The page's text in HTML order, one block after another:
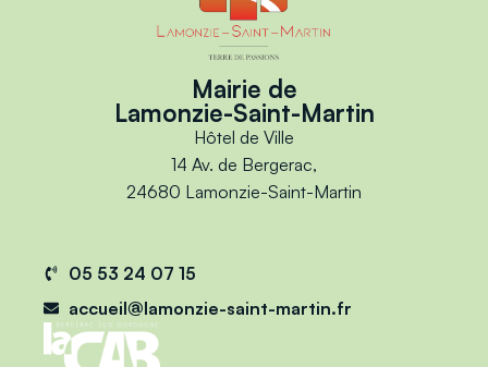
Mairie de
Lamonzie-Saint-Martin
Hôtel de Ville
14 Av. de Bergerac,
24680 Lamonzie-Saint-Martin
05 53 24 07 15
accueil@lamonzie-saint-martin.fr